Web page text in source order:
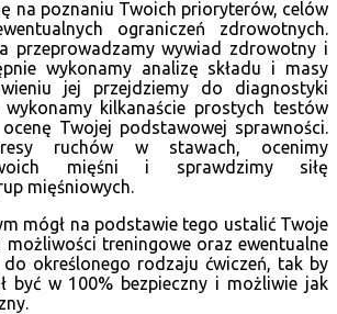
na poznaniu Twoich prioryterów, celów
ograniczeń zdrowotnych.
przeprowadzamy wywiad zdrowotny i
wykonamy analizę składu i masy
jej przejdziemy do diagnostyki
kilkanaście prostych testów
Twojej podstawowej sprawności.
ruchów w stawach, ocenimy
mięśni i sprawdzimy siłę
mięśniowych.
mógł na podstawie tego ustalić Twoje
treningowe oraz ewentualne
do określonego rodzaju ćwiczeń, tak by
być w 100% bezpieczny i możliwie jak